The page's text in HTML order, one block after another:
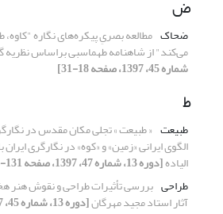
ض
ضحاک مطالعه بصریِ پیکره‌های نگاره "کاوه،
می‌کند" از شاهنامه طهماسبی براساس نظریه
شماره 45، 1397، صفحه 18-31]
ط
طبیعت « طبیعت » تجلی مکان مقدس در
الگوی ایرانی «زمین» و «کوه» در نگارگری ایران
الیاده[دوره 13، شماره 47، 1397، صفحه 131-145]
طراحی بررسی تأثیرات طراحی و نقوش هنر
آثار استاد مجید مهرگان[دوره 13، شماره 45، 1397، صفحه 32-51]